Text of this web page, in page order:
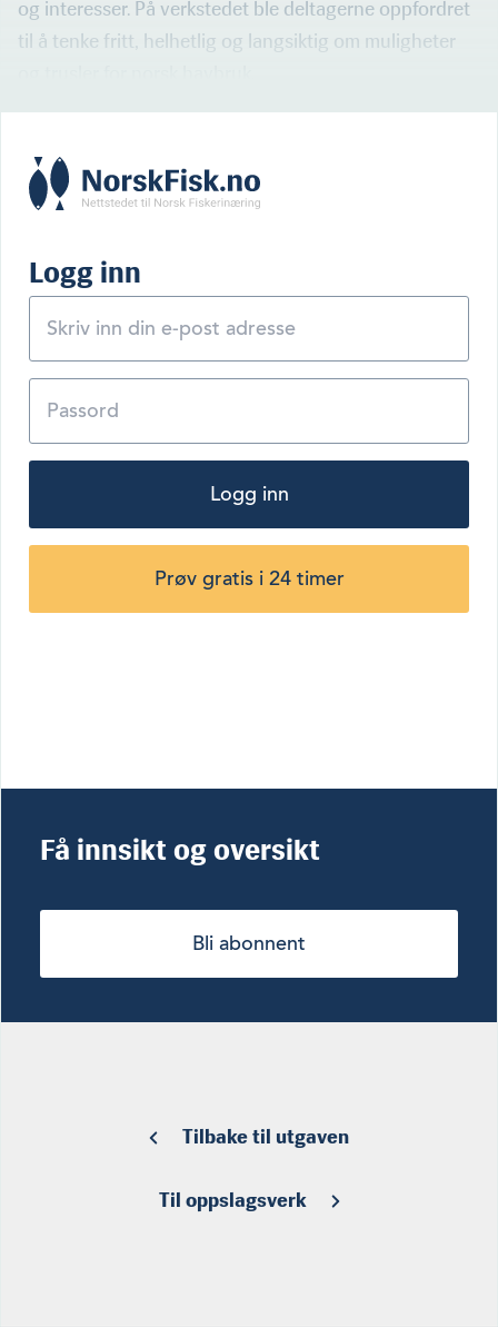
og interess­er. På verkstedet ble deltagerne oppfordret
til å tenke fritt, helhetlig og langsiktig om muligheter
Logg inn
Logg inn
Prøv gratis i 24 timer
Få innsikt og oversikt
Bli abonnent
Tilbake til utgaven
Til oppslagsverk